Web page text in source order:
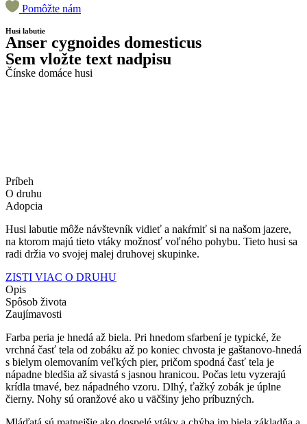
Pomôžte nám
Husi labutie
Anser cygnoides domesticus
Sem vložte text nadpisu
Čínske domáce husi
Príbeh
O druhu
Adopcia
Husi labutie môže návštevník vidieť a nakŕmiť si na našom jazere,
na ktorom majú tieto vtáky možnosť voľného pohybu. Tieto husi sa
radi držia vo svojej malej druhovej skupinke.
ZISTI VIAC O DRUHU
Opis
Spôsob života
Zaujímavosti
Farba peria je hnedá až biela. Pri hnedom sfarbení je typické, že
vrchná časť tela od zobáku až po koniec chvosta je gaštanovo-hnedá
s bielym olemovaním veľkých pier, pričom spodná časť tela je
nápadne bledšia až sivastá s jasnou hranicou. Počas letu vyzerajú
krídla tmavé, bez nápadného vzoru. Dlhý, ťažký zobák je úplne
čierny. Nohy sú oranžové ako u väčšiny jeho príbuzných.